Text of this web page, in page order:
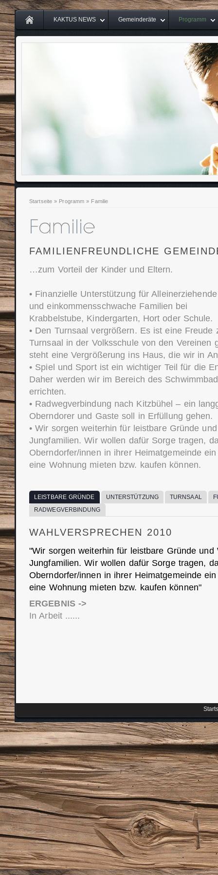
KAKTUS NEWS Gemeinderäte Programm
Startseite » Programm » Familie
FAMILIENFREUNDLICHE
…zum Vorteil der Kinder und Eltern.
• Finanzielle Unterstützung für Alleinerziehende
und einkommensschwache Familien bei
Krabbelstube, Kindergarten, Hort oder Schule.
• Den Turnsaal vergrößern. Es ist eine Freude
Turnsaal in der Volksschule von den Vereinen
steht eine Vergrößerung ins Haus, die wir in
• Spiel und Sport ist ein wichtiger Teil für die
Daher werden wir im Bereich des
errichten.
• Radwegverbindung nach Kitzbühel – ein
Oberndorer und Gaste soll in Erfüllung gehen.
• Wir sorgen weiterhin für leistbare Gründe
Jungfamilien. Wir wollen dafür Sorge tragen,
Oberndorfer/innen in ihrer Heimatgemeinde
eine Wohnung mieten bzw. kaufen können.
LEISTBARE GRÜNDE UNTERSTÜTZUNG TURNSAAL
RADWEGVERBINDUNG
WAHLVERSPRECHEN 2010
"Wir sorgen weiterhin für leistbare Gründe und
Jungfamilien. Wir wollen dafür Sorge tragen,
Oberndorfer/innen in ihrer Heimatgemeinde
eine Wohnung mieten bzw. kaufen können"
ERGEBNIS ->
In Arbeit ......